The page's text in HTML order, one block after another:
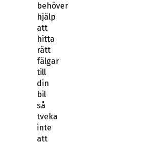
behöver
hjälp
att
hitta
rätt
fälgar
till
din
bil
så
tveka
inte
att